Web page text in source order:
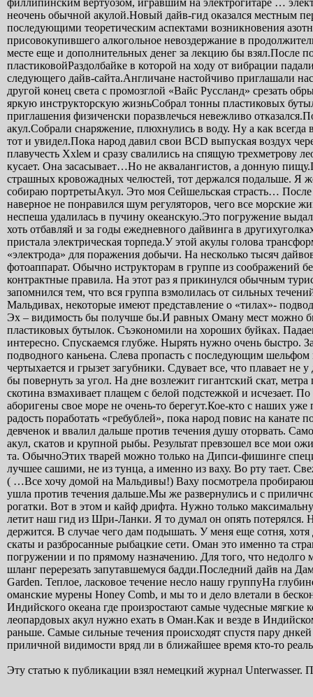
Эту статью к публикации взял немецкий журнал